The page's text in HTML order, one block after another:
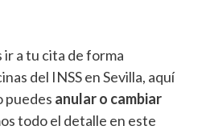
ir a tu cita de forma
del INSS en Sevilla, aquí
puedes anular o cambiar
todo el detalle en este